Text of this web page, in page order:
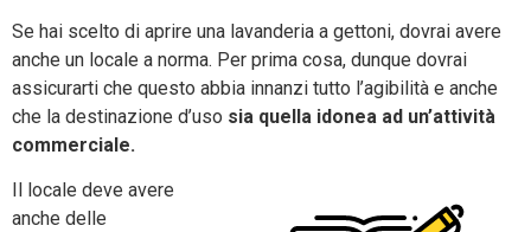
Se hai scelto di aprire una lavanderia a gettoni, dovrai avere
anche un locale a norma. Per prima cosa, dunque dovrai
assicurarti che questo abbia innanzi tutto l’agibilità e anche
che la destinazione d’uso sia quella idonea ad un’attività
commerciale.
Il locale deve avere
anche delle